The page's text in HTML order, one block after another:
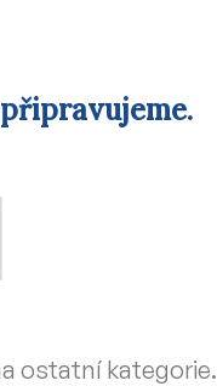
ostatní kategorie.